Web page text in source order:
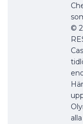
©